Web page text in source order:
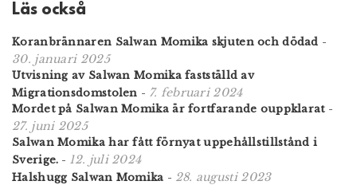
Läs också
Koranbrännaren Salwan Momika skjuten och dödad -
30. januari 2025
Utvisning av Salwan Momika fastställd av
Migrationsdomstolen - 7. februari 2024
Mordet på Salwan Momika är fortfarande ouppklarat-
27. juni 2025
Salwan Momika har fått förnyat uppehållstillstånd i
Sverige. - 12. juli 2024
Halshugg Salwan Momika - 28. augusti 2023